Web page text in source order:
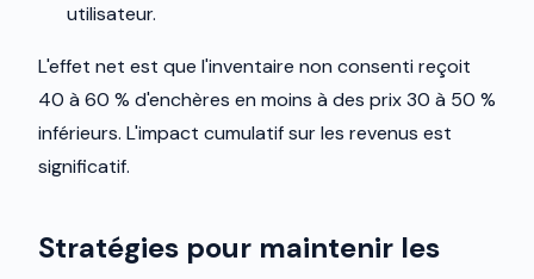
utilisateur.
L'effet net est que l'inventaire non consenti reçoit
40 à 60 % d'enchères en moins à des prix 30 à 50 %
inférieurs. L'impact cumulatif sur les revenus est
significatif.
Stratégies pour maintenir les